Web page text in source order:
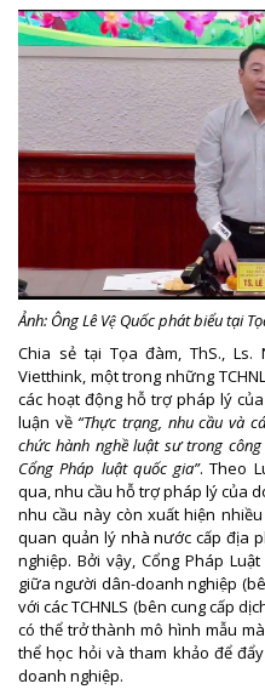
Ảnh: Ông Lê Vệ Quốc phát biểu tại
Chia sẻ tại Tọa đàm, ThS.,
Vietthink, một trong những
các hoạt động hỗ trợ pháp lý
luận về “Thực trạng, nhu cầu và
chức hành nghề luật sư trong
Cổng Pháp luật quốc gia”. Theo
qua, nhu cầu hỗ trợ pháp lý của
nhu cầu này còn xuất hiện
quan quản lý nhà nước cấp địa
nghiệp. Bởi vậy, Cổng Pháp
giữa người dân-doanh nghiệp
với các TCHNLS (bên cung cấp
có thể trở thành mô hình mẫu
thể học hỏi và tham khảo để
doanh nghiệp.